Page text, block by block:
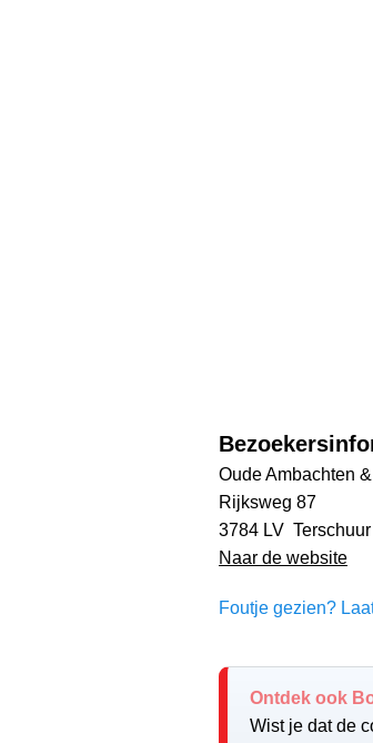
Oude Ambachten
Rijksweg 87
3784 LV Terschuur
Naar de website
Foutje gezien?
Ontdek ook
Wist je dat de